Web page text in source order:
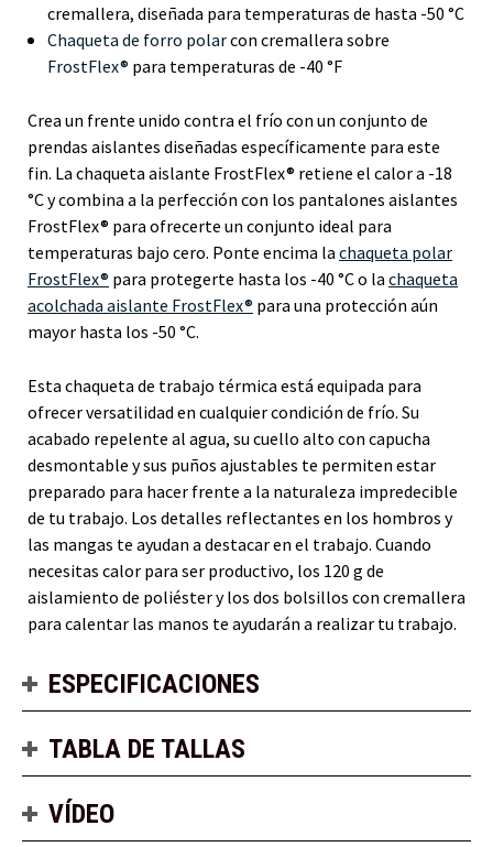
cremallera, diseñada para temperaturas de hasta -50 °C
Chaqueta de forro polarcon cremallera sobre
FrostFlex® para temperaturas de -40 °F
Crea un frente unido contra el frío con un conjunto de
prendas aislantes diseñadas específicamente para este
fin. La chaqueta aislante FrostFlex® retiene el calor a -18
°C y combina a la perfección con los pantalones aislantes
FrostFlex® para ofrecerte un conjunto ideal para
temperaturas bajo cero. Ponte encima la chaqueta polar
FrostFlex® para protegerte hasta los -40 °C o la chaqueta
acolchada aislante FrostFlex® para una protección aún
mayor hasta los -50 °C.
Esta chaqueta de trabajo térmica está equipada para
ofrecer versatilidad en cualquier condición de frío. Su
acabado repelente al agua, su cuello alto con capucha
desmontable y sus puños ajustables te permiten estar
preparado para hacer frente a la naturaleza impredecible
de tu trabajo. Los detalles reflectantes en los hombros y
las mangas te ayudan a destacar en el trabajo. Cuando
necesitas calor para ser productivo, los 120 g de
aislamiento de poliéster y los dos bolsillos con cremallera
para calentar las manos te ayudarán a realizar tu trabajo.
ESPECIFICACIONES
TABLA DE TALLAS
VÍDEO